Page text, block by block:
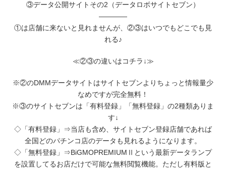
③データ公開サイトその2（データロボサイトセブン）
――――
①は店舗に来ないと見れませんが、②③はいつでもどこでも見
れる♪
≪②③の違いはコチラ↓≫
※②のDMMデータサイトはサイトセブンよりちょっと情報量少
なめですが完全無料！
※③のサイトセブンは「有料登録」「無料登録」の2種類ありま
す↓
◇「有料登録」⇒当店も含め、サイトセブン登録店舗であれば
全国どのパチンコ店のデータも見れるようになります。
◇「無料登録」⇒BiGMOPREMIUMⅡという最新データランプ
を設置してるお店だけで可能な無料閲覧機能。ただし有料版と